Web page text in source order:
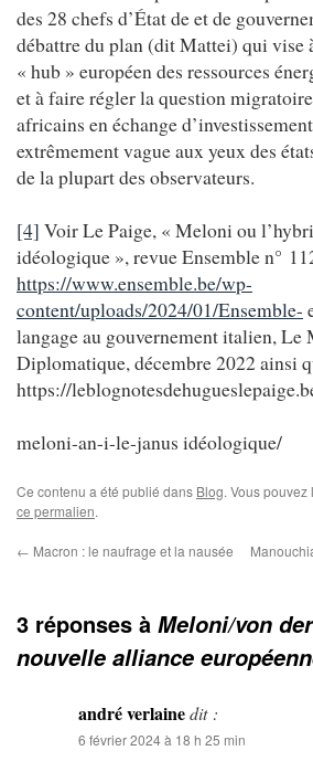
des 28 chefs d’État de et de
débattre du plan (dit Mattei) qui vise
« hub » européen des ressources
et à faire régler la question
africains en échange
extrêmement vague aux yeux des
de la plupart des observateurs.
[4] Voir Le Paige, « Meloni ou
idéologique », revue Ensemble n°
https://www.ensemble.be/wp-
content/uploads/2024/01/Ensemble-
langage au gouvernement italien, Le
Diplomatique, décembre 2022 ainsi
https://
meloni-an-i-le-janus idéologique/
Ce contenu a été publié dans Blog. Vous
ce permalien.
← Macron : le naufrage et la nausée
3 réponses à Meloni/von
nouvelle alliance
andré verlainedit :
6 février 2024 à 18 h 25 min